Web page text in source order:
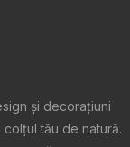
şi decoraţiuni
tău de natură.